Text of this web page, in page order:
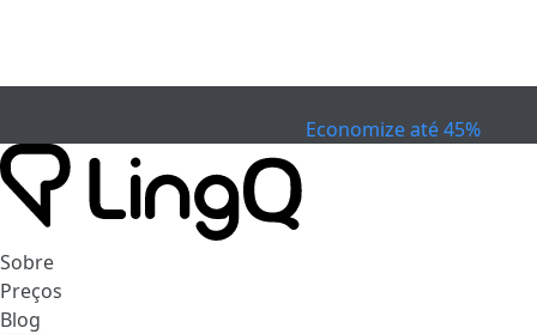
Economize até 45%
Sobre
Preços
Blog